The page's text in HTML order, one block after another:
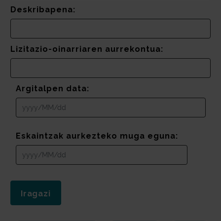
Deskribapena:
Lizitazio-oinarriaren aurrekontua:
Argitalpen data:
Eskaintzak aurkezteko muga eguna: